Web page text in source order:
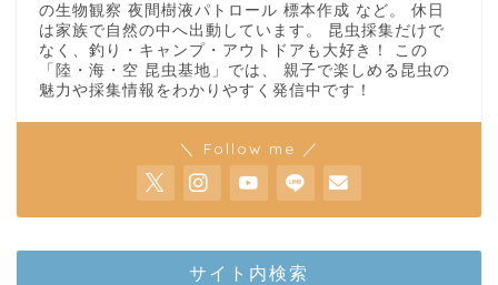
の生物観察 夜間樹液パトロール 標本作成 など。 休日
は家族で自然の中へ出動しています。 昆虫採集だけで
なく、釣り・キャンプ・アウトドアも大好き！ この
「陸・海・空 昆虫基地」では、 親子で楽しめる昆虫の
魅力や採集情報をわかりやすく発信中です！
＼ Follow me ／
サイト内検索